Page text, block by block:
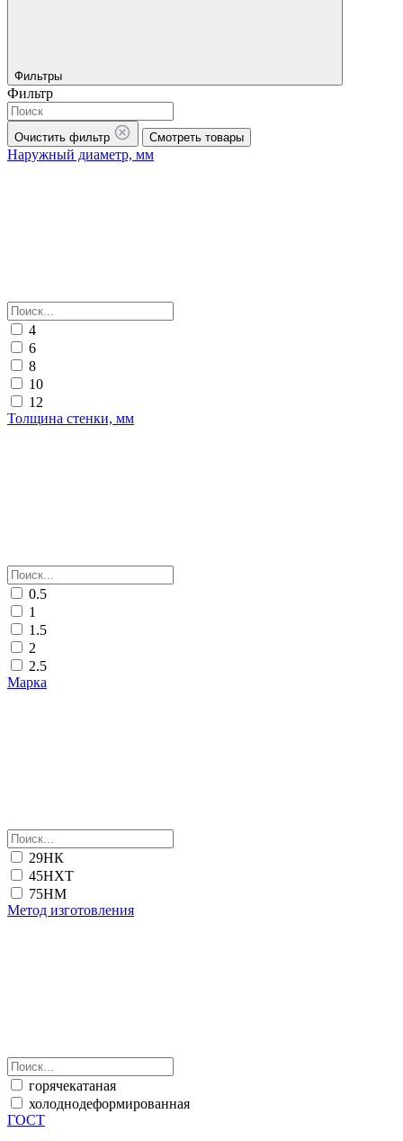
Фильтры
Фильтр
Очистить фильтр Смотреть товары
Наружный диаметр, мм
4
6
8
10
12
Толщина стенки, мм
0.5
1
1.5
2
2.5
Марка
29НК
45НХТ
75НМ
Метод изготовления
горячекатаная
холоднодеформированная
ГОСТ